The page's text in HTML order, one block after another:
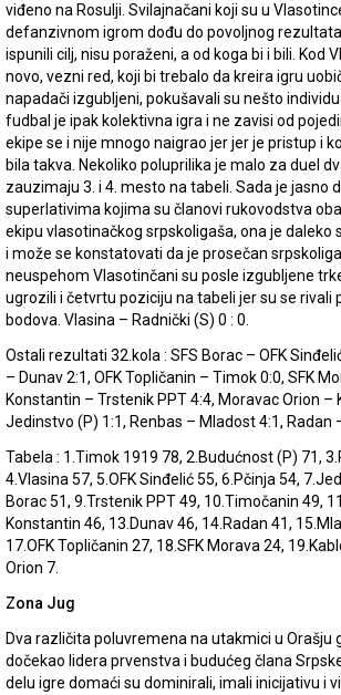
viđeno na Rosulji. Svilajnačani koji su u
defanzivnom igrom dođu do povoljnog
ispunili cilj, nisu poraženi, a od koga bi i bili. Kod
novo, vezni red, koji bi trebalo da kreira igru
napadači izgubljeni, pokušavali su nešto
fudbal je ipak kolektivna igra i ne zavisi od
ekipe se i nije mnogo naigrao jer jer je pristup i
bila takva. Nekoliko poluprilika je malo za duel
zauzimaju 3. i 4. mesto na tabeli. Sada je jasno
superlativima kojima su članovi rukovodstva
ekipu vlasotinačkog srpskoligaša, ona je daleko
i može se konstatovati da je prosečan
neuspehom Vlasotinčani su posle izgubljene
ugrozili i četvrtu poziciju na tabeli jer su se rivali
bodova. Vlasina – Radnički (S) 0 : 0.
Ostali rezultati 32.kola : SFS Borac – OFK
– Dunav 2:1, OFK Topličanin – Timok 0:0, SFK
Konstantin – Trstenik PPT 4:4, Moravac Orion –
Jedinstvo (P) 1:1, Renbas – Mladost 4:1, Radan
Tabela : 1.Timok 1919 78, 2.Budućnost (P) 71,
4.Vlasina 57, 5.OFK Sinđelić 55, 6.Pčinja 54,
Borac 51, 9.Trstenik PPT 49, 10.Timočanin 49,
Konstantin 46, 13.Dunav 46, 14.Radan 41,
17.OFK Topličanin 27, 18.SFK Morava 24,
Orion 7.
Zona Jug
Dva različita poluvremena na utakmici u Orašju
dočekao lidera prvenstva i budućeg člana
delu igre domaći su dominirali, imali inicijativu i